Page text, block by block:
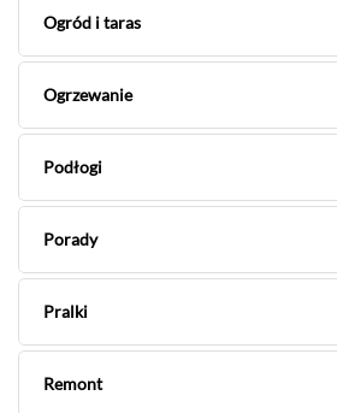
Ogród i taras
Ogrzewanie
Podłogi
Porady
Pralki
Remont